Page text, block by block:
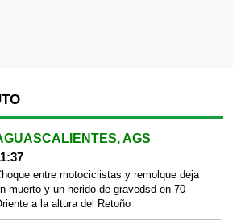
AGS
entre motociclistas y remolque deja
muerto y un herido de gravedsd en 70
a la altura del Retoño